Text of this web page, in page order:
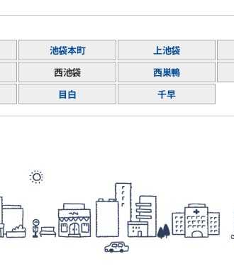
池袋本町 上池袋
西池袋 西巣鴨
目白 千早